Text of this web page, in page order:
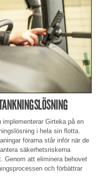
Girteka på en
i hela sin flotta.
förarna står inför när de
säkerhetsriskerna
Genom att eliminera behovet
och förbättrar